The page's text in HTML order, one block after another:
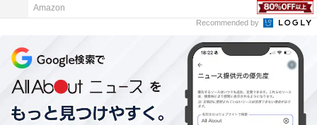
Amazon
Recommended by